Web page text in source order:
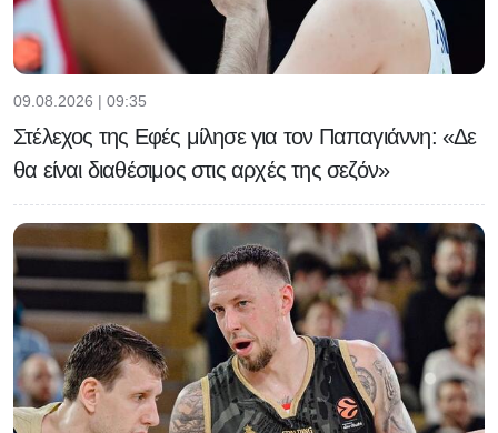
09.08.2026 | 09:35
Στέλεχος της Εφές μίλησε για τον Παπαγιάννη: «Δε
θα είναι διαθέσιμος στις αρχές της σεζόν»